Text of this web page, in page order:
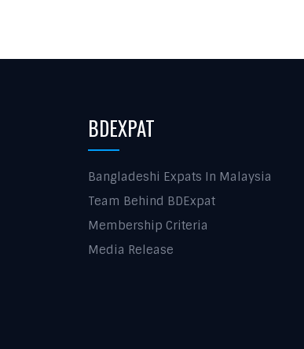
BDEXPAT
Bangladeshi Expats In Malaysia
Team Behind BDExpat
Membership Criteria
Media Release